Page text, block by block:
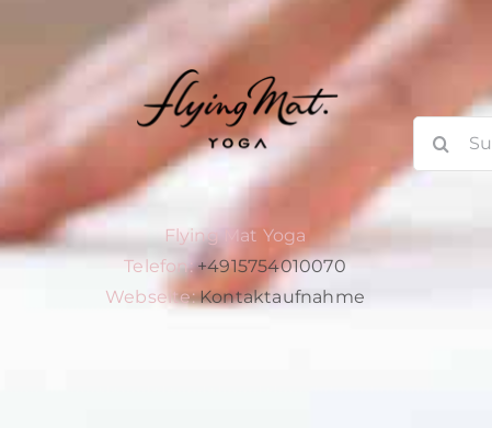
Flying Mat Yoga
Telefon:+4915754010070
Webseite:Kontaktaufnahme
nach: